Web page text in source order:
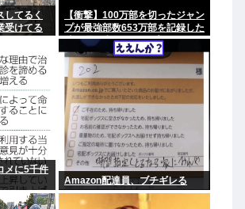
してるく
受けてる
【衝撃】100万部を切ったジャン
プが最強部数653万部を記録した
時の週刊少年ジャンプの面子が
ヤバすぎる
メに5千件
Amazon配達員、ブチギレる